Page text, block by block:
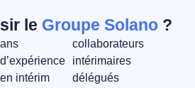
le Groupe Solano ?
ans
d’expérience
en intérim
collaborateurs
intérimaires
délégués